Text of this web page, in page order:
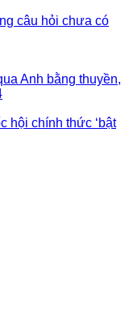
câu hỏi chưa có
Anh bằng thuyền,
hội chính thức ‘bật